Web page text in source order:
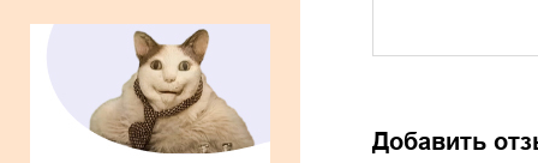
Добавить